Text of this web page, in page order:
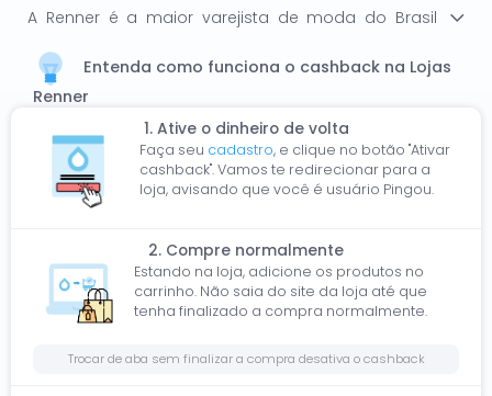
A Renner é a maior varejista de moda do Brasil
além de vestuário feminino, masculino e infantil,
vecê encontra calçados, bolsas, acessórios, linha
e cosméticos e muito mais. Entre os mais
populares você encontra: blusas com preço baixo,
vestidos e saias em promoção, calças pelo menor
preço, cupom para bermudas, perfume La Vie Est
Sexy com desconto, tênis Via Marte barato e muito
mais. Por isso não esqueça: Você tem seu estilo, a
Renner tem todos.
Entenda como funciona o cashback na Lojas
Renner
1. Ative o dinheiro de volta
Faça seu cadastro, e clique no botão "Ativar
cashback". Vamos te redirecionar para a
loja, avisando que você é usuário Pingou.
2. Compre normalmente
Estando na loja, adicione os produtos no
carrinho. Não saia do site da loja até que
tenha finalizado a compra normalmente.
Trocar de aba sem finalizar a compra desativa o cashback